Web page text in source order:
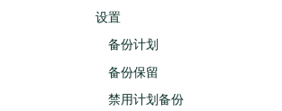
设置
备份计划
备份保留
禁用计划备份